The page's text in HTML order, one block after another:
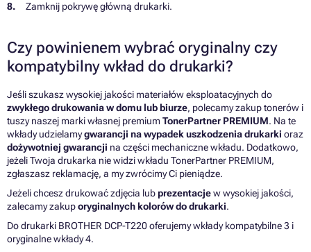
Zamknij pokrywę główną drukarki.
Czy powinienem wybrać oryginalny czy
kompatybilny wkład do drukarki?
Jeśli szukasz wysokiej jakości materiałów eksploatacyjnych do
zwykłego drukowania w domu lub biurze, polecamy zakup tonerów i
tuszy naszej marki własnej premiumTonerPartner PREMIUM. Na te
wkłady udzielamygwarancji na wypadek uszkodzenia drukarki oraz
dożywotniej gwarancji na części mechaniczne wkładu. Dodatkowo,
jeżeli Twoja drukarka nie widzi wkładu TonerPartner PREMIUM,
zgłaszasz reklamację, a my zwrócimy Ci pieniądze.
Jeżeli chcesz drukować zdjęcia lubprezentacjew wysokiej jakości,
zalecamy zakuporyginalnych kolorów do drukarki.
Do drukarki BROTHER DCP-T220 oferujemy wkłady kompatybilne 3 i
oryginalne wkłady 4.